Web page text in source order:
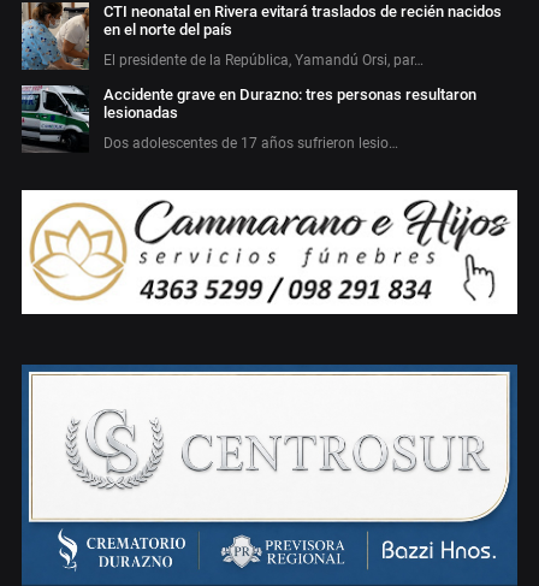
CTI neonatal en Rivera evitará traslados de recién nacidos
en el norte del país
El presidente de la República, Yamandú Orsi, par…
Accidente grave en Durazno: tres personas resultaron
lesionadas
Dos adolescentes de 17 años sufrieron lesio…